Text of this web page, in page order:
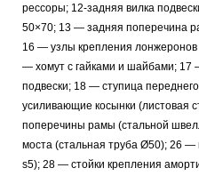
рессоры; 12-задняя вилка
50×70; 13 — задняя поперечина
16 — узлы крепления лонжеронов
— хомут с гайками и шайбами; 17
подвески; 18 — ступица
усиливающие косынки (листовая
поперечины рамы (стальной
моста (стальная труба Ø50); 26
s5); 28 — стойки крепления